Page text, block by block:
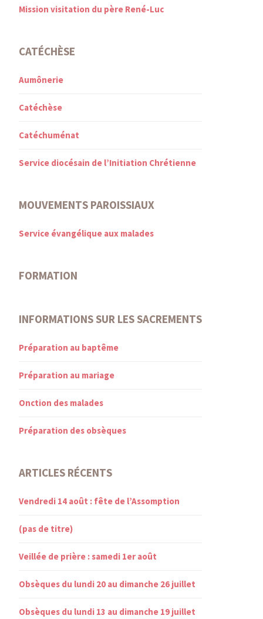
Mission visitation du père René-Luc
CATÉCHÈSE
Aumônerie
Catéchèse
Catéchuménat
Service diocésain de l’Initiation Chrétienne
MOUVEMENTS PAROISSIAUX
Service évangélique aux malades
FORMATION
INFORMATIONS SUR LES SACREMENTS
Préparation au baptême
Préparation au mariage
Onction des malades
Préparation des obsèques
ARTICLES RÉCENTS
Vendredi 14 août : fête de l’Assomption
(pas de titre)
Veillée de prière : samedi 1er août
Obsèques du lundi 20 au dimanche 26 juillet
Obsèques du lundi 13 au dimanche 19 juillet